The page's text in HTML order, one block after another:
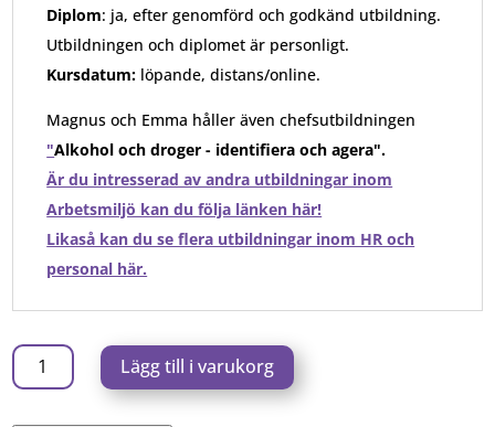
Diplom: ja, efter genomförd och godkänd utbildning.
Utbildningen och diplomet är personligt.
Kursdatum: löpande, distans/online.
Magnus och Emma håller även chefsutbildningen
"Alkohol och droger - identifiera och agera".
Är du intresserad av andra utbildningar inom
Arbetsmiljö kan du följa länken här!
Likaså kan du se flera utbildningar inom HR och
personal här.
Alkohol
&
Lägg till i varukorg